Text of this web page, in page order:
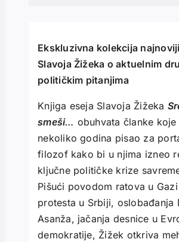
Ekskluzivna kolekcija
Slavoja Žižeka o aktuelnim
političkim pitanjima
Knjiga eseja Slavoja Žižeka
smeši… obuhvata članke
nekoliko godina pisao za
filozof kako bi u njima izneo
ključne političke krize
Pišući povodom ratova u
protesta u Srbiji, oslobađanja
Asanža, jačanja desnice u
demokratije, Žižek otkriva